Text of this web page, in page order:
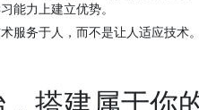
能力上建立优势。
服务于人，而不是让人适应技术